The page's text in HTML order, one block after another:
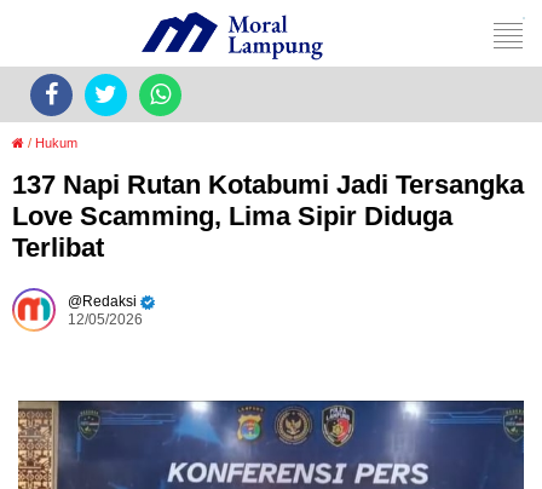
/ Hukum
137 Napi Rutan Kotabumi Jadi Tersangka
Love Scamming, Lima Sipir Diduga
Terlibat
Redaksi
12/05/2026